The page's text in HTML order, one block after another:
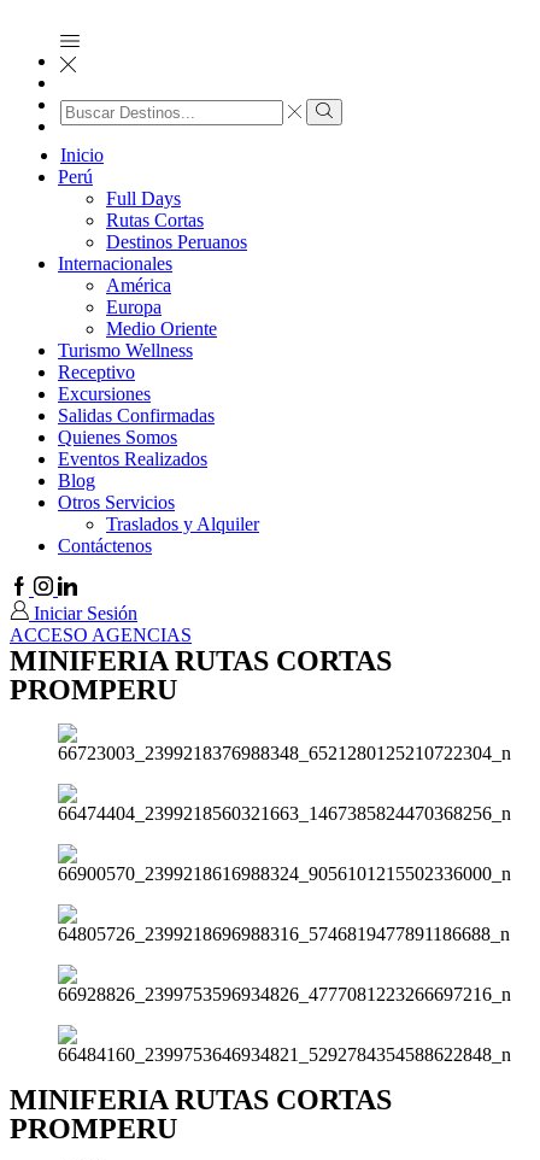
Search
input
Search
Inicio
Perú
Full Days
Rutas Cortas
Destinos Peruanos
Internacionales
América
Europa
Medio Oriente
Turismo Wellness
Receptivo
Excursiones
Salidas Confirmadas
Quienes Somos
Eventos Realizados
Blog
Otros Servicios
Traslados y Alquiler
Contáctenos
Facebook
Instagram
Linkedin
Iniciar Sesión
ACCESO AGENCIAS
MINIFERIA RUTAS CORTAS
PROMPERU
MINIFERIA RUTAS CORTAS
PROMPERU